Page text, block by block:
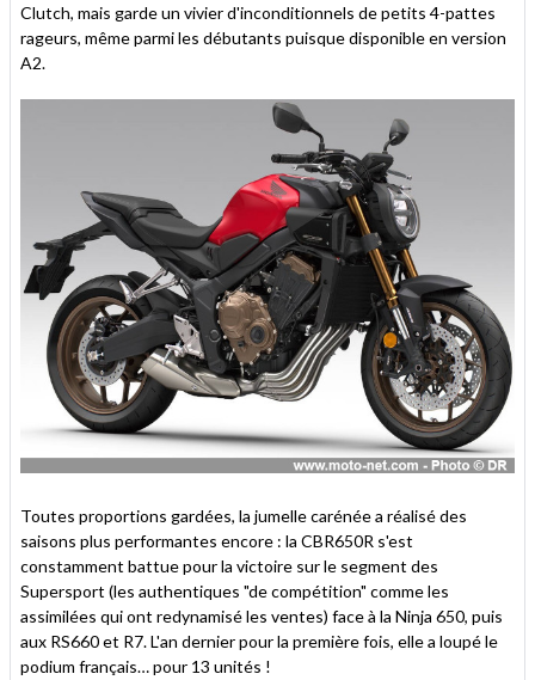
Clutch, mais garde un vivier d'inconditionnels de petits 4-pattes
rageurs, même parmi les débutants puisque disponible en version
A2.
Toutes proportions gardées, la jumelle carénée a réalisé des
saisons plus performantes encore : la CBR650R s'est
constamment battue pour la victoire sur le segment des
Supersport (les authentiques "de compétition" comme les
assimilées qui ont redynamisé les ventes) face à la Ninja 650, puis
aux RS660 et R7. L'an dernier pour la première fois, elle a loupé le
podium français… pour 13 unités !